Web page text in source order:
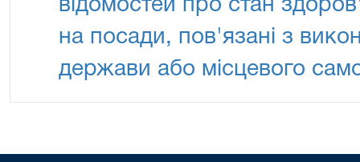
відомостей про стан
на посади, пов'язані з
держави або місцевого